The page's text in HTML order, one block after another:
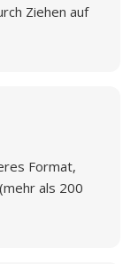
Ziehen auf
Format,
als 200